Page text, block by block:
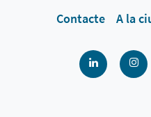
Contacte A la